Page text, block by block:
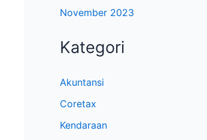
November 2023
Kategori
Akuntansi
Coretax
Kendaraan